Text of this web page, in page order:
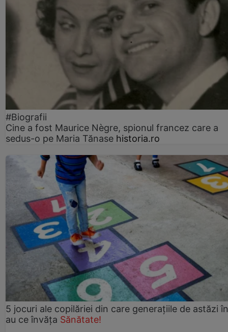
#Biografii
Cine a fost Maurice Nègre, spionul francez care a
sedus-o pe Maria Tănase historia.ro
5 jocuri ale copilăriei din care generațiile de astăzi
au ce învăța Sănătate!